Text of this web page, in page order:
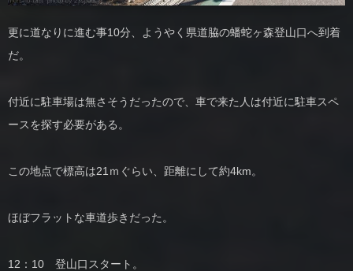
更に道なりに進む事10分、ようやく県道脇の蟠蛇ヶ森登山口へ到着
だ。
付近に駐車場は無さそうだったので、車で来た人は付近に駐車スペ
ースを探す必要がある。
この地点で標高は21ｍぐらい、距離にして約4km。
ほぼフラットな車道歩きだった。
12：10 登山口スタート。